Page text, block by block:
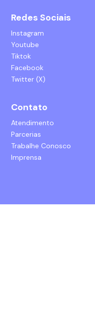
Redes Sociais
Instagram
Youtube
Tiktok
Facebook
Twitter (X)
Contato
Atendimento
Parcerias
Trabalhe Conosco
Imprensa